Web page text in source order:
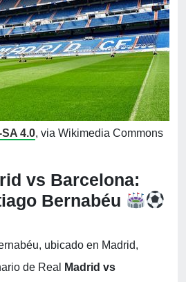
4.0, via Wikimedia Commons
vs Barcelona:
Bernabéu
ubicado en Madrid,
de Real
Madrid vs